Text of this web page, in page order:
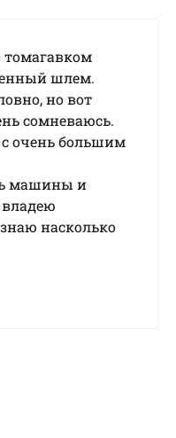
томагавком
шлем.
но вот
сомневаюсь.
очень большим
машины и
насколько